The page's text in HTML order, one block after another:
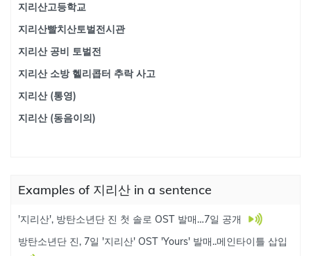
지리산고등학교
지리산빨치산토벌전시관
지리산 공비 토벌전
지리산 소방 헬리콥터 추락 사고
지리산 (통영)
지리산 (동음이의)
Examples of 지리산 in a sentence
'지리산', 방탄소년단 진 첫 솔로 OST 발매…7일 공개
방탄소년단 진, 7일 '지리산' OST 'Yours' 발매..메인타이틀 삽입